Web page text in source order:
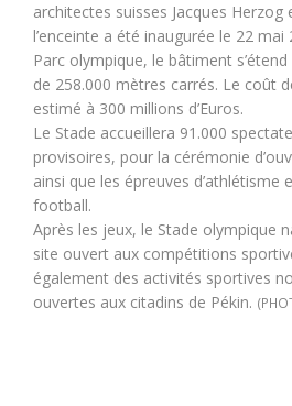
architectes suisses Jacques
l’enceinte a été inaugurée le 22 mai
Parc olympique, le bâtiment
de 258.000 mètres carrés. Le coût
estimé à 300 millions d’Euros.
Le Stade accueillera 91.000
provisoires, pour la cérémonie
ainsi que les épreuves d’athlétisme
football.
Après les jeux, le Stade olympique
site ouvert aux compétitions
également des activités sportives
ouvertes aux citadins de Pékin.